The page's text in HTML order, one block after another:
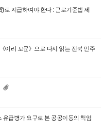
로 지급하여야 한다 : 근로기준법 제
이리 꼬뮨》으로 다시 읽는 전북 민주
유급병가 요구로 본 공공이동의 책임